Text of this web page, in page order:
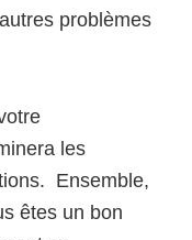
problèmes
les
Ensemble,
êtes un bon